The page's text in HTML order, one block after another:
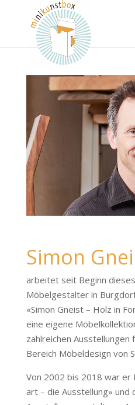
Simon
arbeitet seit Beginn
Möbelgestalter in
«Simon Gneist – Holz in
eine eigene
zahlreichen
Bereich Möbeldesign von
Von 2002 bis 2018 war
art – die Ausstellung» und